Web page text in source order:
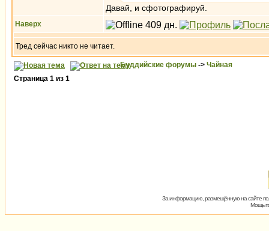
Давай, и сфотографируй.
Наверх
Тред сейчас никто не читает.
Буддийские форумы -> Чайная
Страница 1 из 1
За информацию, размещённую на сайте
Мощь